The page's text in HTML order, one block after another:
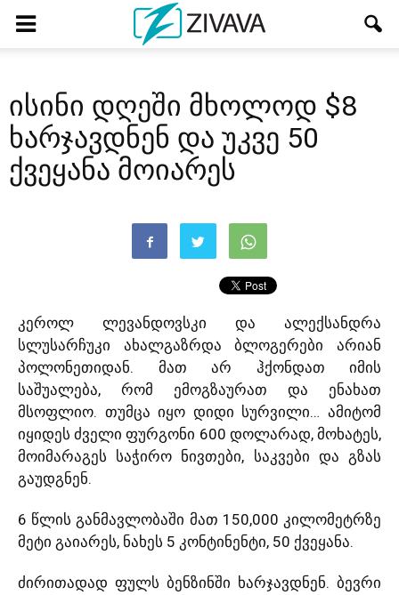
ისინი დღეში მხოლოდ $8
ხარჯავდნენ და უკვე 50
ქვეყანა მოიარეს
კეროლ ლევანდოვსკი და ალექსანდრა
სლუსარჩუკი ახალგაზრდა ბლოგერები არიან
პოლონეთიდან. მათ არ ჰქონდათ იმის
საშუალება, რომ ემოგზაურათ და ენახათ
მსოფლიო. თუმცა იყო დიდი სურვილი… ამიტომ
იყიდეს ძველი ფურგონი 600 დოლარად, მოხატეს,
მოიმარაგეს საჭირო ნივთები, საკვები და გზას
გაუდგნენ.
6 წლის განმავლობაში მათ 150,000 კილომეტრზე
მეტი გაიარეს, ნახეს 5 კონტინენტი, 50 ქვეყანა.
ძირითადად ფულს ბენზინში ხარჯავდნენ. ბევრი